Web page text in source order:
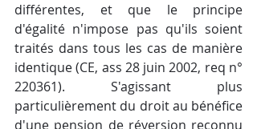
différentes, et que le principe
d'égalité n'impose pas qu'ils soient
traités dans tous les cas de manière
identique (CE, ass 28 juin 2002, req n°
220361). S'agissant plus
particulièrement du droit au bénéfice
d'une pension de réversion reconnu